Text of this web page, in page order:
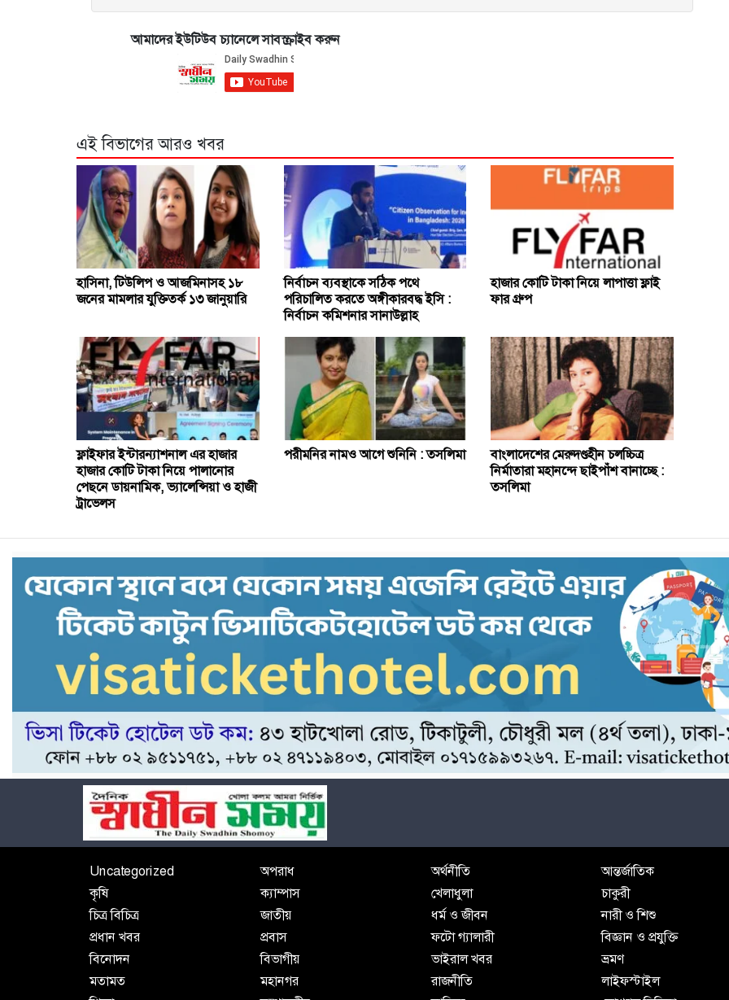
আমাদের ইউটিউব চ্যানেলে সাবস্ক্রাইব করুন
এই বিভাগের আরও খবর
হাসিনা, টিউলিপ ও আজমিনাসহ ১৮
জনের মামলার যুক্তিতর্ক ১৩ জানুয়ারি
নির্বাচন ব্যবস্থাকে সঠিক পথে
পরিচালিত করতে অঙ্গীকারবদ্ধ ইসি :
নির্বাচন কমিশনার সানাউল্লাহ
হাজার কোটি টাকা নিয়ে লাপাত্তা ফ্লাই
ফার গ্রুপ
ফ্লাইফার ইন্টারন্যাশনাল এর হাজার
হাজার কোটি টাকা নিয়ে পালানোর
পেছনে ডায়নামিক, ভ্যালেন্সিয়া ও হাজী
ট্রাভেলস
পরীমনির নামও আগে শুনিনি : তসলিমা
বাংলাদেশের মেরুদণ্ডহীন চলচ্চিত্র
নির্মাতারা মহানন্দে ছাইপাঁশ বানাচ্ছে :
তসলিমা
Uncategorized অপরাধ অর্থনীতি
আন্তর্জাতিক
কৃষি
ক্যাম্পাস খেলাধুলা
চাকুরী
চিত্র বিচিত্র
জাতীয় ধর্ম ও জীবন
নারী ও শিশু
প্রধান খবর
প্রবাস ফটো গ্যালারী
বিজ্ঞান ও প্রযুক্তি
বিনোদন
বিভাগীয় ভাইরাল খবর
ভ্রমণ
মতামত
মহানগর রাজনীতি
লাইফস্টাইল